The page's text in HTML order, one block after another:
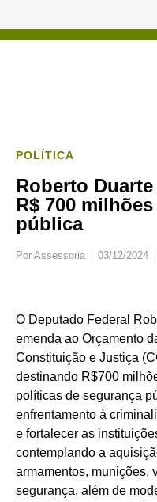
POLÍTICA
Roberto
R$ 700
pública
Por Assessoria 03/12/2024
O Deputado Federal
emenda ao Orçamento
Constituição e Justiça
destinando R$700
políticas de segurança
enfrentamento à
e fortalecer as
contemplando a
armamentos, munições,
segurança, além de